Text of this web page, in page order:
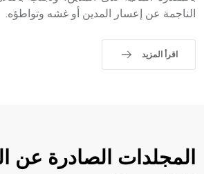
الناجمة عن إعسار المدين أو غشه وتواطؤه.
اقرأ المزيد
المجلدات الصادرة عن